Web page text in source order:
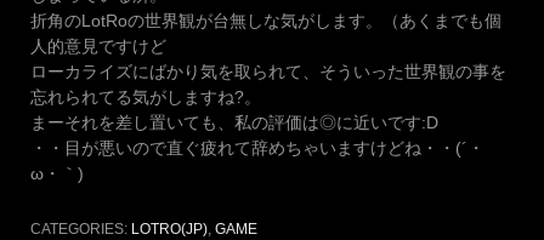
折角のLotRoの世界観が台無しな気がします。（あくまでも個
人的意見ですけど
ローカライズにばかり気を取られて、そういった世界観の事を
忘れられてる気がしますね?。
まーそれを差し置いても、私の評価は◎に近いです:D
・・目が悪いので直ぐ疲れて辞めちゃいますけどね・・(´・
ω・｀)
CATEGORIES: LOTRO(JP), GAME